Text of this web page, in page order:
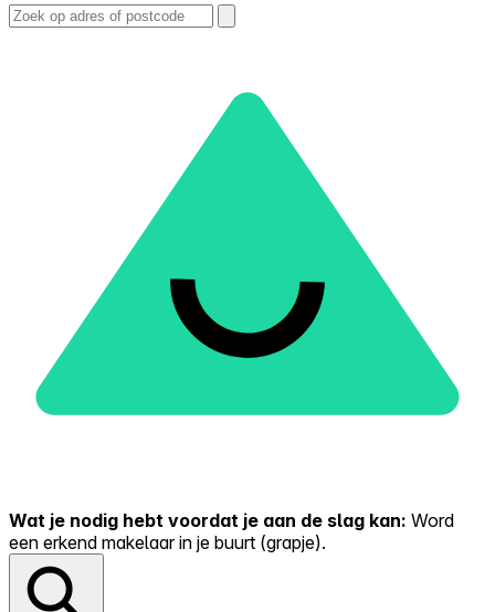
Wat je nodig hebt voordat je aan de slag kan: Word
een erkend makelaar in je buurt (grapje).